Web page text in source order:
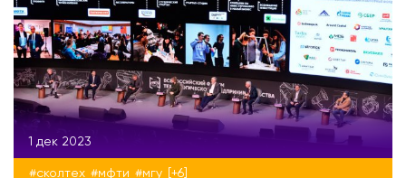
1 дек 2023
#сколтех #мфти #мгу
[+6]